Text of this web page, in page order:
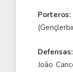
Porteros:
Defensas:
João